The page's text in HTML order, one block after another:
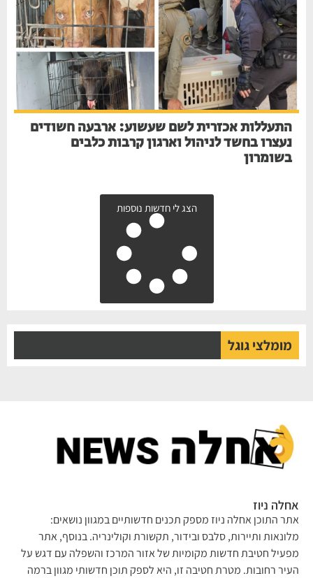
התעללות אכזרית לשם שעשוע: ארבעה חשודים
נעצרו בחשד לניהול וארגון קרבות כלבים
בשומרון
הצג לי חדשות נוספות
מומלצי גוגל
אחלה ניוז
אתר התוכן אחלה ניוז מספק תכנים חדשותיים במגוון נושאים:
מלונאות ותיירות, סלבס ובידור, תקשורת וקולינריה. בנוסף, אתר
מפעיל חטיבת חדשות מקומיות של אזור המרכז והשפלה עם דגש על
העיר רחובות. מטרת חטיבה זו, היא לספק תוכן חדשותי מגוון ברמה